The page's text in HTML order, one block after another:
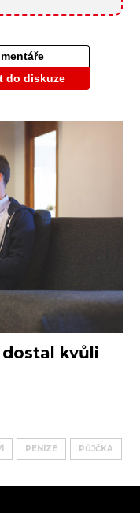
do diskuze
dostal kvůli
PENÍZE PŮJČKA